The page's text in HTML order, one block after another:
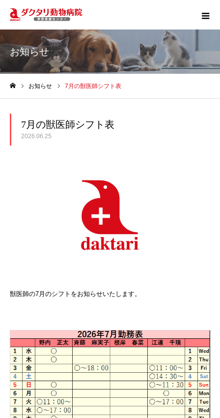
お知らせ
お知らせ 7月の獣医師シフト表
7月の獣医師シフト表
2026.06.25
獣医師の7月のシフトをお知らせいたします。